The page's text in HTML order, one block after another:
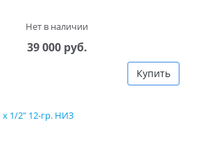
Нет в наличии
39 000 руб.
Купить